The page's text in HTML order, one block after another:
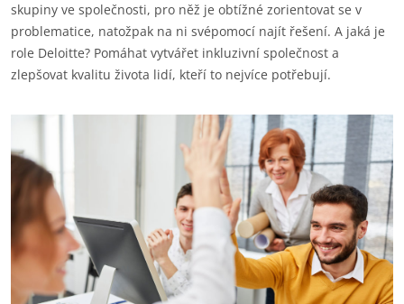
skupiny ve společnosti, pro něž je obtížné zorientovat se v
problematice, natožpak na ni svépomocí najít řešení. A jaká je
role Deloitte? Pomáhat vytvářet inkluzivní společnost a
zlepšovat kvalitu života lidí, kteří to nejvíce potřebují.